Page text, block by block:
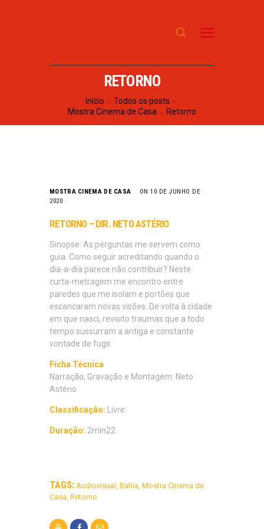
RETORNO
Início
Todos os posts
Mostra Cinema de Casa
Retorno
PROGRAMAÇÃO
NOTÍCIAS
CONTATO
MOSTRA CINEMA DE CASA
ON 10 DE JUNHO DE
2020
RETORNO – DIR. NETO ASTÉRIO
Sinopse: As perguntas me servem como
guia. Como seguir acreditando quando o
dia-a-dia parece não contribuir? Neste
curta-metragem me encontro entre
paredes que me isolam e portões que
escancaram novas visões. De volta à cidade
em que nasci, revisito traumas que a todo
tempo sussurram a antiga e constante
vontade de fugir.
Ficha Técnica
Narração, Gravação e Montagem: Neto
Astério
Classificação: Livre
Duração: 2min22
TAGS: Audiovisual Bahia Mostra Cinema de
Casa Retorno